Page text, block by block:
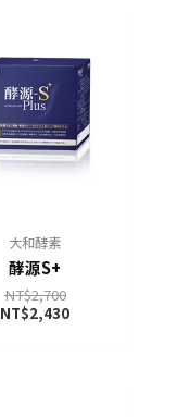
大和酵素
酵源S+
NT$2,700
NT$2,430